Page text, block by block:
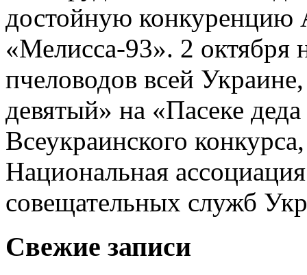
достойную
«Мелисса-93». 2 октября
пчеловодов всей
девятый» на «Пасеке
Всеукраинского
Национальная
совещательных служб
Свежие записи